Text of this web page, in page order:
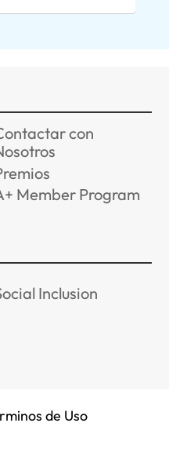
con
Member Program
Inclusion
de Uso